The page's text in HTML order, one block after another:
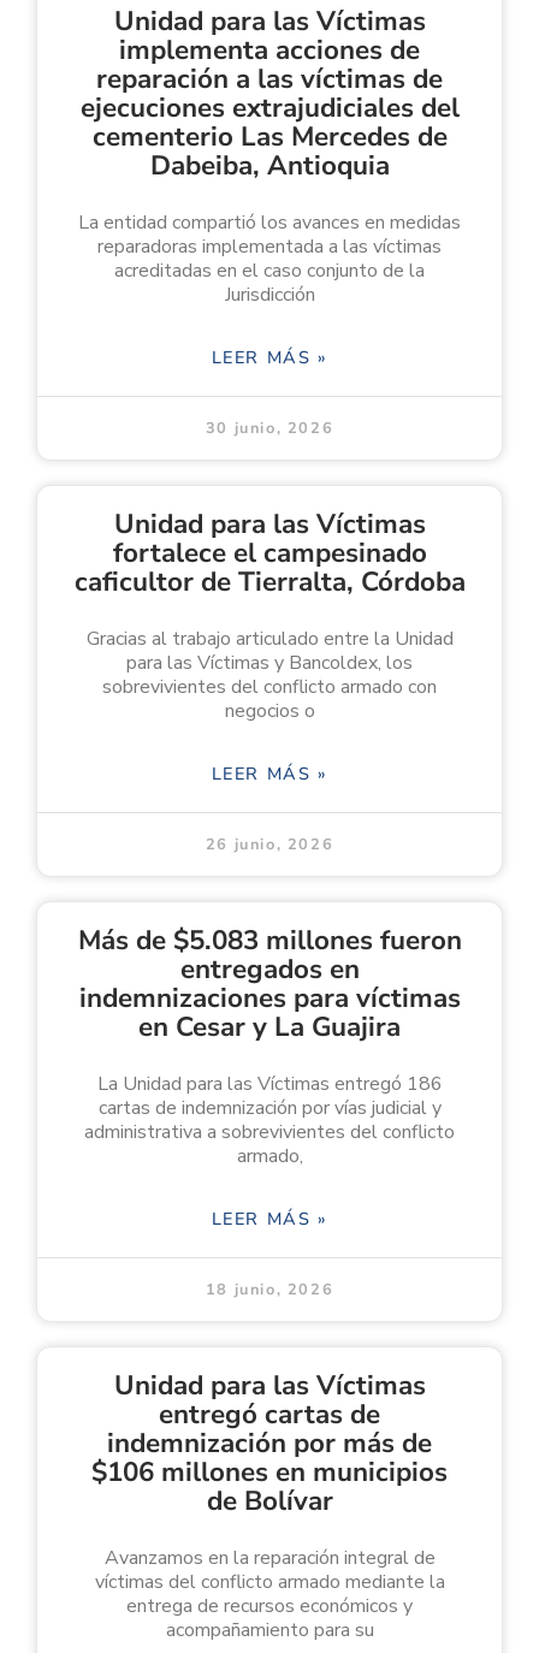
Unidad para las Víctimas
implementa acciones de
reparación a las víctimas de
ejecuciones extrajudiciales del
cementerio Las Mercedes de
Dabeiba, Antioquia
La entidad compartió los avances en medidas
reparadoras implementada a las víctimas
acreditadas en el caso conjunto de la
Jurisdicción
LEER MÁS »
30 junio, 2026
Unidad para las Víctimas
fortalece el campesinado
caficultor de Tierralta, Córdoba
Gracias al trabajo articulado entre la Unidad
para las Víctimas y Bancoldex, los
sobrevivientes del conflicto armado con
negocios o
LEER MÁS »
26 junio, 2026
Más de $5.083 millones fueron
entregados en
indemnizaciones para víctimas
en Cesar y La Guajira
La Unidad para las Víctimas entregó 186
cartas de indemnización por vías judicial y
administrativa a sobrevivientes del conflicto
armado,
LEER MÁS »
18 junio, 2026
Unidad para las Víctimas
entregó cartas de
indemnización por más de
$106 millones en municipios
de Bolívar
Avanzamos en la reparación integral de
víctimas del conflicto armado mediante la
entrega de recursos económicos y
acompañamiento para su